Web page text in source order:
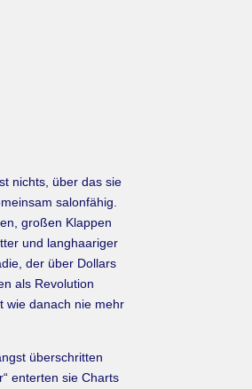
nichts, über das sie
salonfähig.
großen Klappen
und langhaariger
der über Dollars
als Revolution
wie danach nie mehr
überschritten
enterten sie Charts